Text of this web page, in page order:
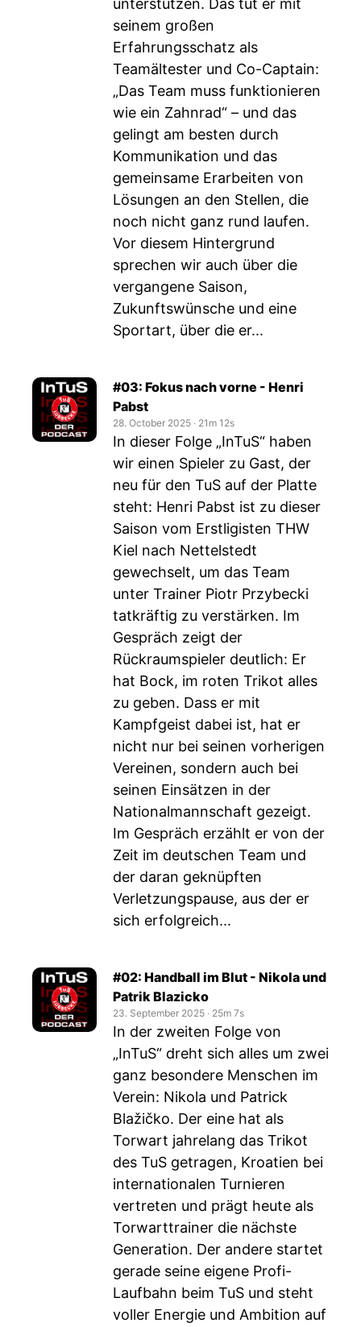
unterstützen. Das tut er mit
seinem großen
Erfahrungsschatz als
Teamältester und Co-Captain:
„Das Team muss funktionieren
wie ein Zahnrad“ – und das
gelingt am besten durch
Kommunikation und das
gemeinsame Erarbeiten von
Lösungen an den Stellen, die
noch nicht ganz rund laufen.
Vor diesem Hintergrund
sprechen wir auch über die
vergangene Saison,
Zukunftswünsche und eine
Sportart, über die er...
#03: Fokus nach vorne - Henri
Pabst
28. October 2025 ‧ 21m 12s
In dieser Folge „InTuS“ haben
wir einen Spieler zu Gast, der
neu für den TuS auf der Platte
steht: Henri Pabst ist zu dieser
Saison vom Erstligisten THW
Kiel nach Nettelstedt
gewechselt, um das Team
unter Trainer Piotr Przybecki
tatkräftig zu verstärken. Im
Gespräch zeigt der
Rückraumspieler deutlich: Er
hat Bock, im roten Trikot alles
zu geben. Dass er mit
Kampfgeist dabei ist, hat er
nicht nur bei seinen vorherigen
Vereinen, sondern auch bei
seinen Einsätzen in der
Nationalmannschaft gezeigt.
Im Gespräch erzählt er von der
Zeit im deutschen Team und
der daran geknüpften
Verletzungspause, aus der er
sich erfolgreich...
#02: Handball im Blut - Nikola und
Patrik Blazicko
23. September 2025 ‧ 25m 7s
In der zweiten Folge von
„InTuS“ dreht sich alles um zwei
ganz besondere Menschen im
Verein: Nikola und Patrick
Blažičko. Der eine hat als
Torwart jahrelang das Trikot
des TuS getragen, Kroatien bei
internationalen Turnieren
vertreten und prägt heute als
Torwarttrainer die nächste
Generation. Der andere startet
gerade seine eigene Profi-
Laufbahn beim TuS und steht
voller Energie und Ambition auf